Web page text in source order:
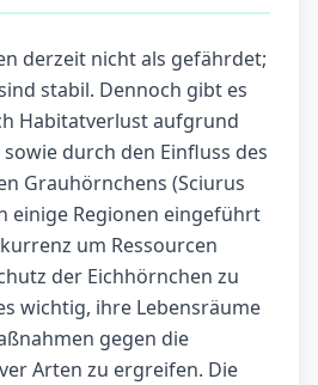
derzeit nicht als gefährdet;
stabil. Dennoch gibt es
Habitatverlust aufgrund
durch den Einfluss des
Grauhörnchens (Sciurus
einige Regionen eingeführt
um Ressourcen
der Eichhörnchen zu
wichtig, ihre Lebensräume
gegen die
Arten zu ergreifen. Die